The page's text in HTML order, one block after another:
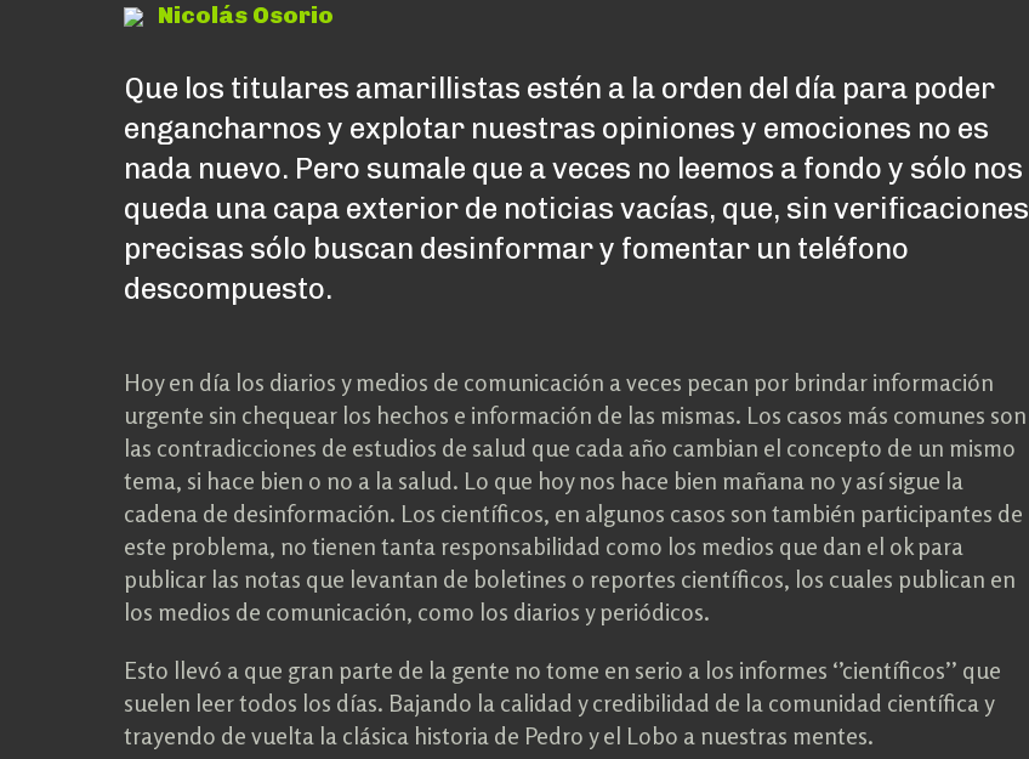
Nicolás Osorio
Que los titulares amarillistas estén a la orden del día para poder
engancharnos y explotar nuestras opiniones y emociones no es
nada nuevo. Pero sumale que a veces no leemos a fondo y sólo nos
queda una capa exterior de noticias vacías, que, sin verificaciones
precisas sólo buscan desinformar y fomentar un teléfono
descompuesto.
Hoy en día los diarios y medios de comunicación a veces pecan por brindar información
urgente sin chequear los hechos e información de las mismas. Los casos más comunes son
las contradicciones de estudios de salud que cada año cambian el concepto de un mismo
tema, si hace bien o no a la salud. Lo que hoy nos hace bien mañana no y así sigue la
cadena de desinformación. Los científicos, en algunos casos son también participantes de
este problema, no tienen tanta responsabilidad como los medios que dan el ok para
publicar las notas que levantan de boletines o reportes científicos, los cuales publican en
los medios de comunicación, como los diarios y periódicos.
Esto llevó a que gran parte de la gente no tome en serio a los informes ‘’científicos’’ que
suelen leer todos los días. Bajando la calidad y credibilidad de la comunidad científica y
trayendo de vuelta la clásica historia de Pedro y el Lobo a nuestras mentes.